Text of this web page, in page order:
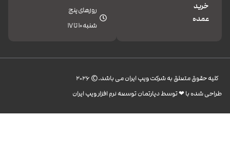
خرید
عمده
روزهای پنج
شنبه 10 تا 17
کليه حقوق متعلق به شرکت ویپ ایران می باشد.© 2026
طراحی شده با ❤︎ توسط دپارتمان توسعه نرم افزار ویپ ایران